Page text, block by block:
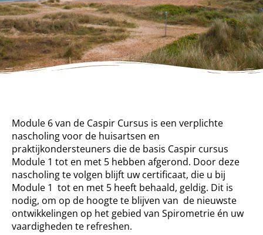
Module 6 van de Caspir Cursus is een verplichte
nascholing voor de huisartsen en
praktijkondersteuners die de basis Caspir cursus
Module 1 tot en met 5 hebben afgerond. Door deze
nascholing te volgen blijft uw certificaat, die u bij
Module 1 tot en met 5 heeft behaald, geldig. Dit is
nodig, om op de hoogte te blijven van de nieuwste
ontwikkelingen op het gebied van Spirometrie én uw
vaardigheden te refreshen.